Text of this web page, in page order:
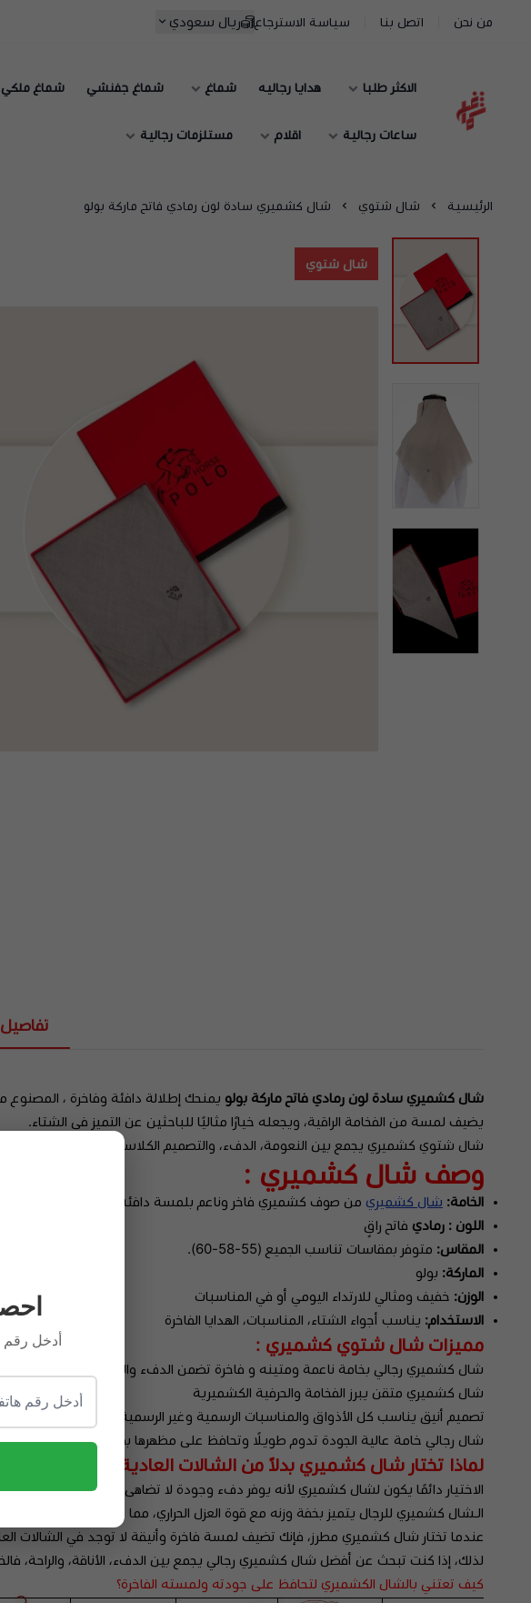
من نحن اتصل بنا سياسة الاسترجاع ريال سعودي
شماغ شوب | أفضل متجر شماغ في السعودية
الاكثر طلبا هدايا رجاليه شماغ شماغ جفنشي شماغ
ساعات رجالية اقلام مستلزمات رجالية
الرئيسية شال شتوي شال كشميري سادة لون رمادي فاتح ماركة بولو
شال شتوي
شال كشميري سادة لون رمادي فاتح ماركة بولو يمنحك إطلالة دافئة وفاخرة ، المصنوع
يضيف لمسة من الفخامة الراقية، ويجعله خيارًا مثاليًا للباحثين عن التميز في الشتاء.
شال شتوي كشميري يجمع بين النعومة، الدفء، والتصميم الكلاسيكي المتجدد.
وصف شال كشميري :
الخامة: شال كشميري من صوف كشميري فاخر وناعم بلمسة دافئة
اللون : رمادي فاتح راقٍ
المقاس: متوفر بمقاسات تناسب الجميع (55-58-60).
الماركة: بولو
الوزن: خفيف ومثالي للارتداء اليومي أو في المناسبات
الاستخدام: يناسب أجواء الشتاء، المناسبات، الهدايا الفاخرة
مميزات شال شتوي كشميري :
شال كشميري رجالي بخامة ناعمة ومتينه و فاخرة تضمن الدفء والراحة
شال كشميري متقن يبرز الفخامة والحرفية الكشميرية
تصميم أنيق يناسب كل الأذواق والمناسبات الرسمية وغير الرسمية
شال رجالي خامة عالية الجودة تدوم طويلًا وتحافظ على مظهرها بمرور الوقت
لماذا تختار شال كشميري بدلاً من الشالات العادية؟
الاختيار دائمًا يكون لشال كشميري لأنه يوفر دفء وجودة لا تضاهى مقارنةً
الـشال كشميري للرجال يتميز بخفة وزنه مع قوة العزل الحراري، مما يجعله شال شتوي
عندما تختار شال كشميري مطرز، فإنك تضيف لمسة فاخرة وأنيقة لا توجد في الشالات
لذلك، إذا كنت تبحث عن أفضل شال كشميري رجالي يجمع بين الدفء، الأناقة، والراحة،
كيف تعتني بالشال الكشميري لتحافظ على جودته ولمسته الفاخرة؟
أدخل